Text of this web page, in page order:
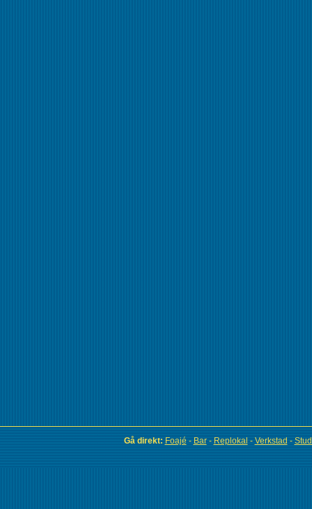
Gå direkt: Foajé - Bar- Replokal - Verkstad -